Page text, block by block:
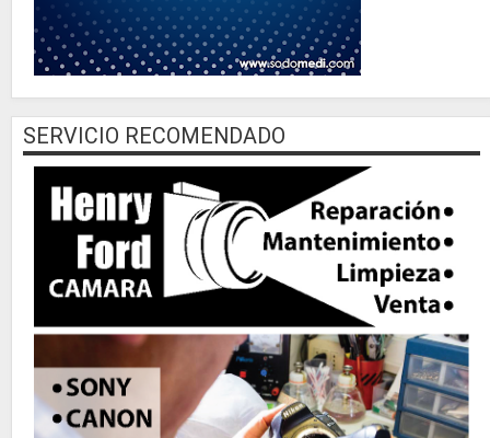
SERVICIO RECOMENDADO